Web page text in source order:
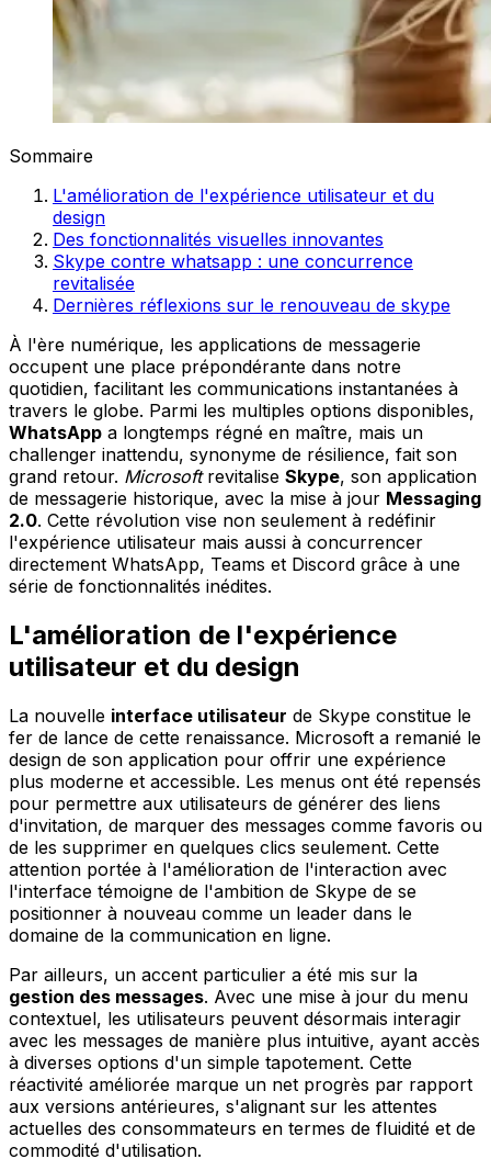
Sommaire
L'amélioration de l'expérience utilisateur et du
design
Des fonctionnalités visuelles innovantes
Skype contre whatsapp : une concurrence
revitalisée
Dernières réflexions sur le renouveau de skype
À l'ère numérique, les applications de messagerie
occupent une place prépondérante dans notre
quotidien, facilitant les communications instantanées à
travers le globe. Parmi les multiples options disponibles,
WhatsApp a longtemps régné en maître, mais un
challenger inattendu, synonyme de résilience, fait son
grand retour. Microsoftrevitalise Skype, son application
de messagerie historique, avec la mise à jour Messaging
2.0. Cette révolution vise non seulement à redéfinir
l'expérience utilisateur mais aussi à concurrencer
directement WhatsApp, Teams et Discord grâce à une
série de fonctionnalités inédites.
L'amélioration de l'expérience
utilisateur et du design
La nouvelle interface utilisateur de Skype constitue le
fer de lance de cette renaissance. Microsoft a remanié le
design de son application pour offrir une expérience
plus moderne et accessible. Les menus ont été repensés
pour permettre aux utilisateurs de générer des liens
d'invitation, de marquer des messages comme favoris ou
de les supprimer en quelques clics seulement. Cette
attention portée à l'amélioration de l'interaction avec
l'interface témoigne de l'ambition de Skype de se
positionner à nouveau comme un leader dans le
domaine de la communication en ligne.
Par ailleurs, un accent particulier a été mis sur la
gestion des messages. Avec une mise à jour du menu
contextuel, les utilisateurs peuvent désormais interagir
avec les messages de manière plus intuitive, ayant accès
à diverses options d'un simple tapotement. Cette
réactivité améliorée marque un net progrès par rapport
aux versions antérieures, s'alignant sur les attentes
actuelles des consommateurs en termes de fluidité et de
commodité d'utilisation.